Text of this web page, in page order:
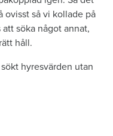
ovisst så vi kollade på
söka något annat,
håll.
hyresvärden utan